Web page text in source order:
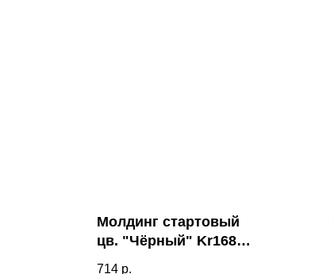
Молдинг стартовый
цв. "Чёрный" Kr168M-
714 р.